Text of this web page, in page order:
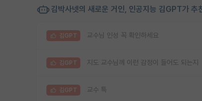
김박사넷의 새로운 거인, 인공지능 김GPT가 추
김GPT 교수님 인성 꼭 확인하세요
김GPT 지도 교수님께 이런 감정이 들어도 되는지
김GPT 교수 특